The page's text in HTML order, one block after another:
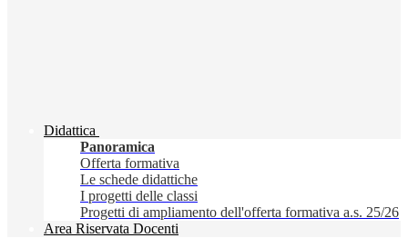
Didattica
Panoramica
Offerta formativa
Le schede didattiche
I progetti delle classi
Progetti di ampliamento dell'offerta formativa a.s. 25/26
Area Riservata Docenti